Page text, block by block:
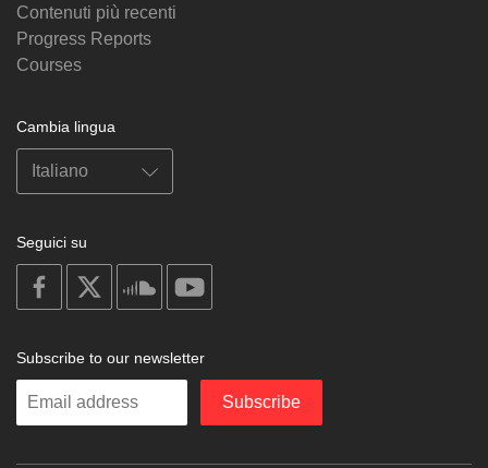
Contenuti più recenti
Progress Reports
Courses
Cambia lingua
Seguici su
on
facebook
soundcloud
Subscribe to our newsletter
Enter
Subscribe